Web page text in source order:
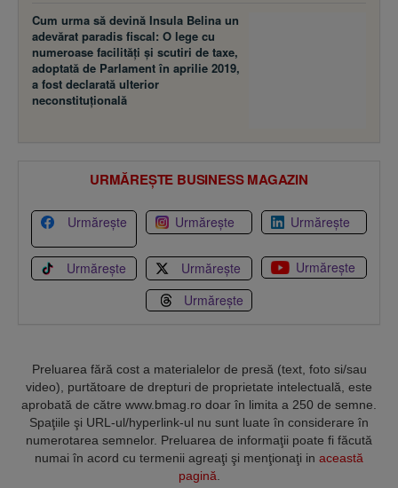
Cum urma să devină Insula Belina un
adevărat paradis fiscal: O lege cu
numeroase facilităţi şi scutiri de taxe,
adoptată de Parlament în aprilie 2019,
a fost declarată ulterior
neconstituţională
URMĂREȘTE BUSINESS MAGAZIN
Urmărește Urmărește Urmărește
Urmărește Urmărește
Urmărește
Urmărește
Preluarea fără cost a materialelor de presă (text, foto si/sau
video), purtătoare de drepturi de proprietate intelectuală, este
aprobată de către www.bmag.ro doar în limita a 250 de semne.
Spaţiile şi URL-ul/hyperlink-ul nu sunt luate în considerare în
numerotarea semnelor. Preluarea de informaţii poate fi făcută
numai în acord cu termenii agreaţi şi menţionaţi in această
pagină.